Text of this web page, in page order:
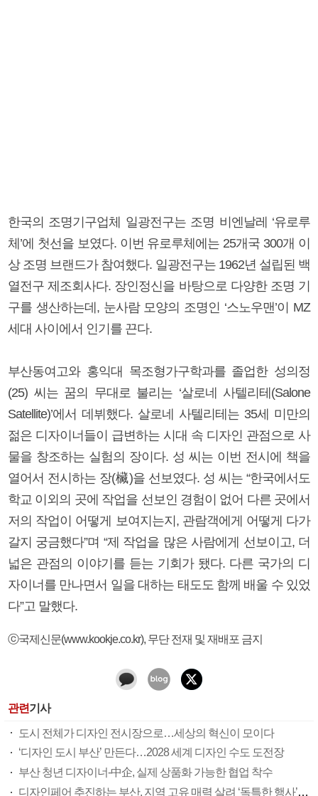
한국의 조명기구업체 일광전구는 조명 비엔날레 ‘유로루
체’에 첫선을 보였다. 이번 유로루체에는 25개국 300개 이
상 조명 브랜드가 참여했다. 일광전구는 1962년 설립된 백
열전구 제조회사다. 장인정신을 바탕으로 다양한 조명 기
구를 생산하는데, 눈사람 모양의 조명인 ‘스노우맨’이 MZ
세대 사이에서 인기를 끈다.
부산동여고와 홍익대 목조형가구학과를 졸업한 성의정
(25) 씨는 꿈의 무대로 불리는 ‘살로네 사텔리테(Salone
Satellite)’에서 데뷔했다. 살로네 사텔리테는 35세 미만의
젊은 디자이너들이 급변하는 시대 속 디자인 관점으로 사
물을 창조하는 실험의 장이다. 성 씨는 이번 전시에 책을
열어서 전시하는 장(欌)을 선보였다. 성 씨는 “한국에서도
학교 이외의 곳에 작업을 선보인 경험이 없어 다른 곳에서
저의 작업이 어떻게 보여지는지, 관람객에게 어떻게 다가
갈지 궁금했다”며 “제 작업을 많은 사람에게 선보이고, 더
넓은 관점의 이야기를 듣는 기회가 됐다. 다른 국가의 디
자이너를 만나면서 일을 대하는 태도도 함께 배울 수 있었
다”고 말했다.
ⓒ국제신문(www.kookje.co.kr), 무단 전재 및 재배포 금지
관련기사
도시 전체가 디자인 전시장으로…세상의 혁신이 모이다
‘디자인 도시 부산’ 만든다…2028 세계 디자인 수도 도전장
부산 청년 디자이너-中企, 실제 상품화 가능한 협업 착수
디자인페어 추진하는 부산, 지역 고유 매력 살려 ‘독특한 행사’ 만들어야